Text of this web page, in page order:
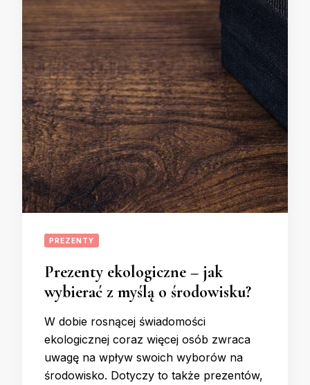
PREZENTY
Prezenty ekologiczne – jak
wybierać z myślą o środowisku?
W dobie rosnącej świadomości
ekologicznej coraz więcej osób zwraca
uwagę na wpływ swoich wyborów na
środowisko. Dotyczy to także prezentów,